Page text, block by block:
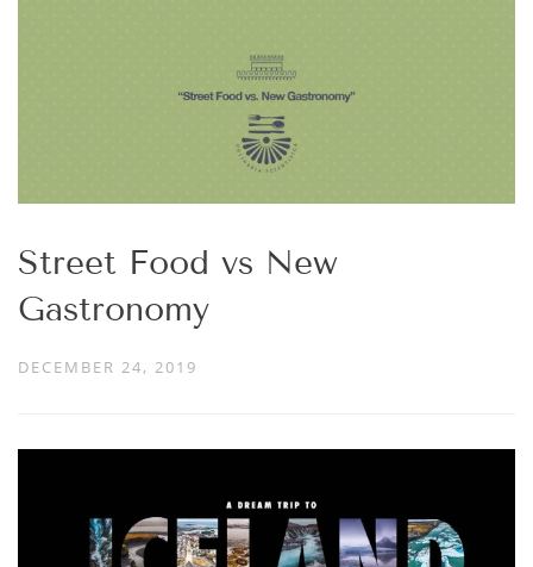
Street Food vs New
Gastronomy
DECEMBER 24, 2019